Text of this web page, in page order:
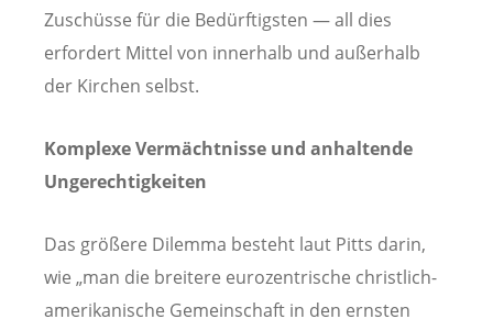
Zuschüsse für die Bedürftigsten — all dies
erfordert Mittel von innerhalb und außerhalb
der Kirchen selbst.
Komplexe Vermächtnisse und anhaltende
Ungerechtigkeiten
Das größere Dilemma besteht laut Pitts darin,
wie „man die breitere eurozentrische christlich-
amerikanische Gemeinschaft in den ernsten